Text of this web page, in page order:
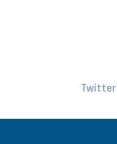
Twitter